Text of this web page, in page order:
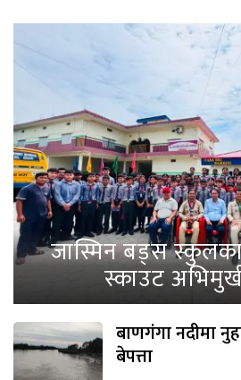
जास्मिन बड्स स्कुलका
स्काउट
बाणगंगा नदीमा
बेपत्ता